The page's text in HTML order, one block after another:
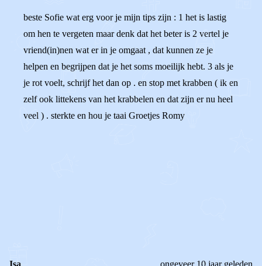
beste Sofie wat erg voor je mijn tips zijn : 1 het is lastig
om hen te vergeten maar denk dat het beter is 2 vertel je
vriend(in)nen wat er in je omgaat , dat kunnen ze je
helpen en begrijpen dat je het soms moeilijk hebt. 3 als je
je rot voelt, schrijf het dan op . en stop met krabben ( ik en
zelf ook littekens van het krabbelen en dat zijn er nu heel
veel ) . sterkte en hou je taai Groetjes Romy
Isa ongeveer 10 jaar geleden